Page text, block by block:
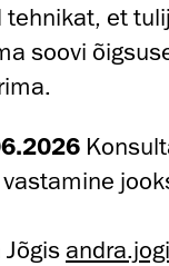
tehnikat, et
soovi
Jõgis